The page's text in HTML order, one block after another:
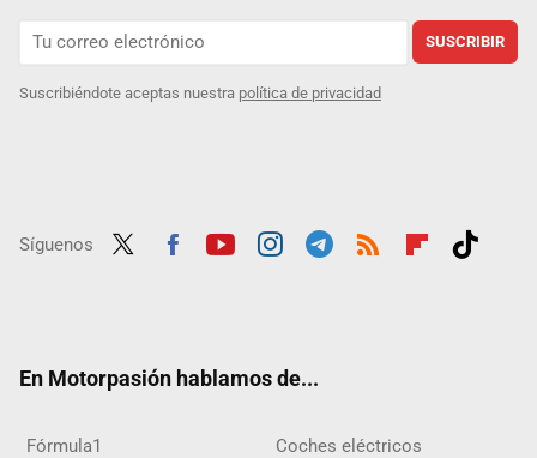
SUSCRIBIR
Suscribiéndote aceptas nuestra política de privacidad
Síguenos
En Motorpasión hablamos de...
Fórmula1 Coches eléctricos